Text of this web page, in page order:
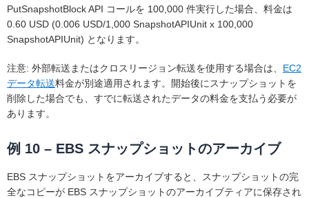
PutSnapshotBlock API コールを 100,000 件実行した場合、料金は
0.60 USD (0.006 USD/1,000 SnapshotAPIUnit x 100,000
SnapshotAPIUnit) となります。
注意: 外部転送またはクロスリージョン転送を使用する場合は、 EC2
データ転送料金が別途適用されます。開始後にスナップショットを
削除した場合でも、すでに転送されたデータの料金を支払う必要が
あります。
例 10 – EBS スナップショットのアーカイブ
EBS スナップショットをアーカイブすると、スナップショットの完
全なコピーが EBS スナップショットのアーカイブティアに保存され